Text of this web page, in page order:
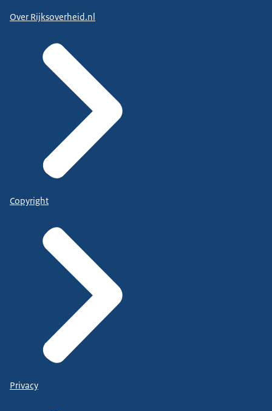
Over Rijksoverheid.nl
Copyright
Privacy